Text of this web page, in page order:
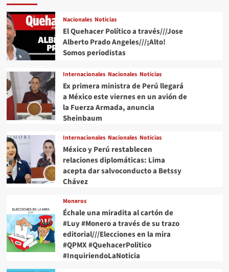
Nacionales Noticias
El Quehacer Político a través///Jose
Alberto Prado Angeles///¡Alto!
Somos periodistas
Internacionales Nacionales Noticias
Ex primera ministra de Perú llegará
a México este viernes en un avión de
la Fuerza Armada, anuncia
Sheinbaum
Internacionales Nacionales Noticias
México y Perú restablecen
relaciones diplomáticas: Lima
acepta dar salvoconducto a Betssy
Chávez
Moneros
Échale una miradita al cartón de
#Luy #Monero a través de su trazo
editorial///Elecciones en la mira
#QPMX #QuehacerPolitico
#InquiriendoLaNoticia